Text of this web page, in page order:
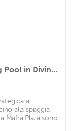
Beautiful Coverage Private Swimming Pool in Divina Caiobá
a
alla spiaggia.
Mafra Plaza sono